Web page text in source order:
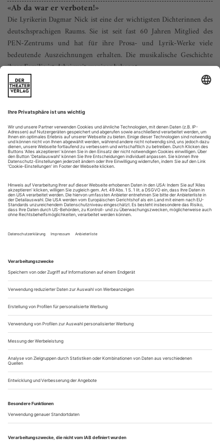
«Ab da war er verboten!»
Die Lyrikerin Dagmar Nick ist eine der wichtigsten Dichterinnen des
deutschsprachigen Raums. Sie ist seit fast 60 Jahren Mitglied des
PEN-Zentrums und hat für ihre Prosa- und Lyrik-Werke viele
bedeutende Auszeichnungen erhalten. Die musikalische Geschichte
ihrer Familie ist dabei weit weniger bekannt
Dagmar Nick ist inzwischen 95 Jahre alt und lebt in
München, in der Nähe von Schloss Nymphenburg. An einem
Sonntagvormittag treffen wir auf eine humorvolle, geistig
völlig fit gebliebene Dame, die uns ganze zwei Stunden an
ihren wertvollen Erinnerungen teilhaben lässt. Diese
Geschichten ruft Nick schneller und sicherer ab, als es ein
junger Mensch vermag. Selbst...
Pompööös
Tschaikowsky: Pique Dame
WIESBADEN | HESSISCHES STAATSTHEATER
Nebenan steht ein großes waschechtes Casino. Und auch auf
schöne Lisa – eigentlich mit Fürst Jeletzki verlobt – zu freien.
Pinke wird aber gebraucht, denn sie ist adelig. Also versucht
Hermann, diesen einen stets erfolgversprechenden Kartentrick
aus der alten...
Kein Strahlemann
Nachruf auf den Heldentenor ohne Allüren William Cochran
Zum Beispiel die Taube. Im Augenblick des Herniedersteigens
vom Himmel als simples e in höherer Butterlage festgehalten.
Gern genutzt für die Beweisführung in Sachen Pianissimo-
Kultur und Atemtechnik, dabei schier endlos gedehnt.
William Cochran singt über die Stelle nicht unbedingt
hinweg, aber: kein Ausstellen von Tönen oder Phrasen, kein
Entzücken an der eigenen...